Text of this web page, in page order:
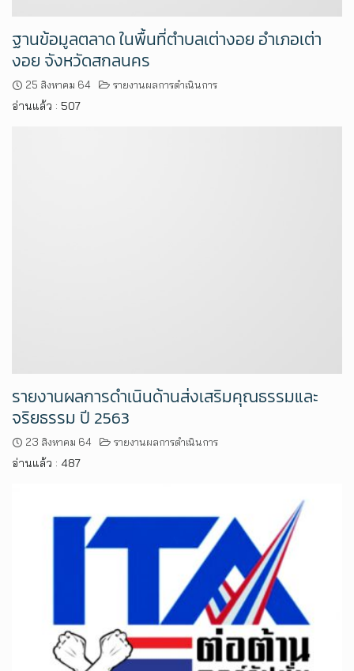
ฐานข้อมูลตลาด ในพื้นที่ตำบลเต่างอย อำเภอเต่า
งอย จังหวัดสกลนคร
25 สิงหาคม 64 รายงานผลการดำเนินการ
อ่านแล้ว : 507
รายงานผลการดำเนินด้านส่งเสริมคุณธรรมและ
จริยธรรม ปี 2563
23 สิงหาคม 64 รายงานผลการดำเนินการ
อ่านแล้ว : 487